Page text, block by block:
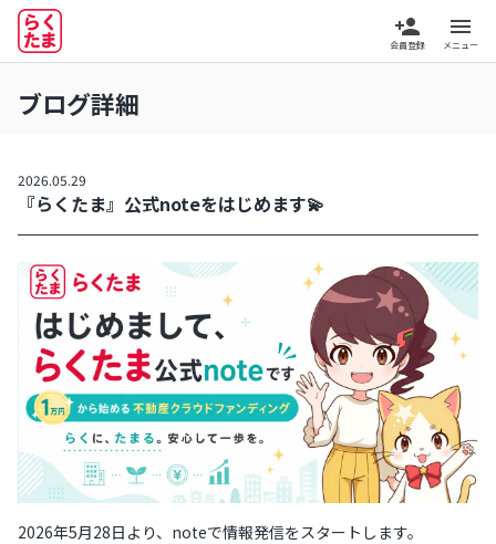
person_add
会員登録
menu
メニュー
ブログ詳細
2026.05.29
『らくたま』公式noteをはじめます💫
2026年5月28日より、noteで情報発信をスタートします。